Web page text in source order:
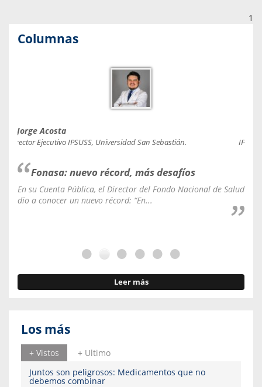
1
Columnas
Jorge Acosta
Director Ejecutivo IPSUSS, Universidad San Sebastián.
Fonasa: nuevo récord, más desafíos
En su Cuenta Pública, el Director del Fondo Nacional de Salud
dio a conocer un nuevo récord: “En...
Leer más
Los más
+ Vistos
+ Ultimo
Juntos son peligrosos: Medicamentos que no
debemos combinar